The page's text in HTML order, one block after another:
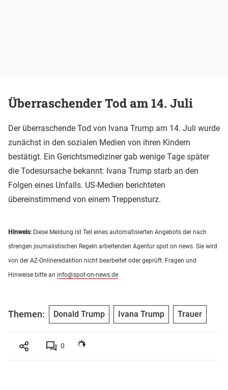
Überraschender Tod am 14. Juli
Der überraschende Tod von Ivana Trump am 14. Juli wurde
zunächst in den sozialen Medien von ihren Kindern
bestätigt. Ein Gerichtsmediziner gab wenige Tage später
die Todesursache bekannt: Ivana Trump starb an den
Folgen eines Unfalls. US-Medien berichteten
übereinstimmend von einem Treppensturz.
Hinweis: Diese Meldung ist Teil eines automatisierten Angebots der nach
strengen journalistischen Regeln arbeitenden Agentur spot on news. Sie wird
von der AZ-Onlineredaktion nicht bearbeitet oder geprüft. Fragen und
Hinweise bitte an info@spot-on-news.de
Themen: Donald Trump Ivana Trump Trauer
0